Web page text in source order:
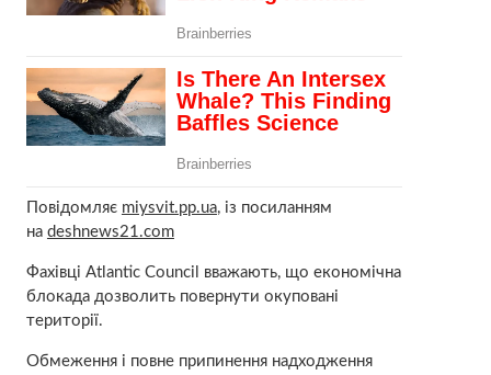
Повідомляє miysvit.pp.ua, із посиланням
на deshnews21.com
Фахівці Atlantic Council вважають, що економічна
блокада дозволить повернути окуповані
території.
Обмеження і повне припинення надходження